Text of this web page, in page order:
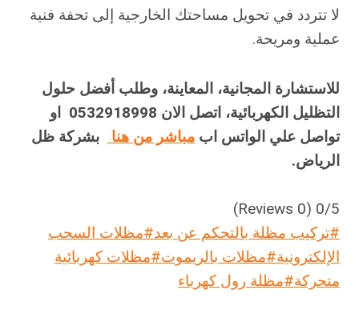
لا تتردد في تحويل مساحتك الخارجية إلى تحفة فنية
عملية ومريحة.
للاستشارة المجانية، المعاينة، وطلب أفضل حلول
التظليل الكهربائية، اتصل الان 0532918998 او
تواصل علي الواتس اب مباشر من هنا
بشركة ظل
الرياض.
0/5
(0 Reviews)
وسوم
المقال:
#تركيب مظلة بالتحكم عن بعد#مظلات السحب
الإلكترونية#مظلات بالريموت#مظلات كهربائية
متحركة#مظلة رول كهرباء